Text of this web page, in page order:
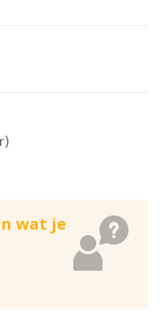
wat je